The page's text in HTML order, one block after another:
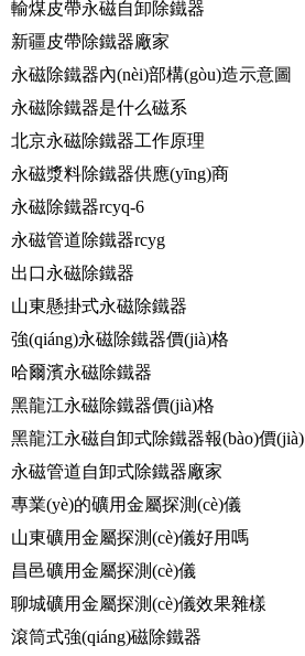
輸煤皮帶永磁自卸除鐵器
新疆皮帶除鐵器廠家
永磁除鐵器內(nèi)部構(gòu)造示意圖
永磁除鐵器是什么磁系
北京永磁除鐵器工作原理
永磁漿料除鐵器供應(yīng)商
永磁除鐵器rcyq-6
永磁管道除鐵器rcyg
出口永磁除鐵器
山東懸掛式永磁除鐵器
強(qiáng)永磁除鐵器價(jià)格
哈爾濱永磁除鐵器
黑龍江永磁除鐵器價(jià)格
黑龍江永磁自卸式除鐵器報(bào)價(jià)
永磁管道自卸式除鐵器廠家
專業(yè)的礦用金屬探測(cè)儀
山東礦用金屬探測(cè)儀好用嗎
昌邑礦用金屬探測(cè)儀
聊城礦用金屬探測(cè)儀效果雜樣
滾筒式強(qiáng)磁除鐵器